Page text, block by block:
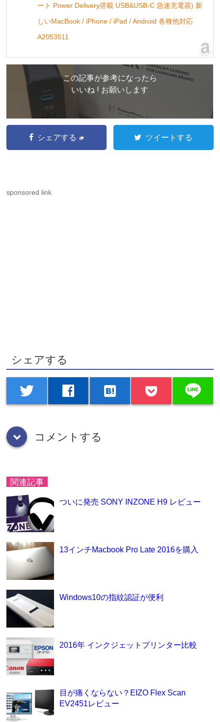
ート Power Delivery搭載 USB&USB-C 急速充電器) 新
しいMacBook / iPhone / iPad / Android 各種他対応
A2053511
この記事が参考になったら
いいね ! お願いします
シェアする ツイートする
sponsored link
シェアする
twitter facebook hatenabookmark line
down コメントする
関連記事
ついに発売 SONY INZONE H9 レビュー
13インチMacbook Pro Late 2016を購入
Windows10の指紋認証が便利
2016年 インクジェットプリンター比較
目が痛くならない？EIZO Flex Scan
EV2451レビュー